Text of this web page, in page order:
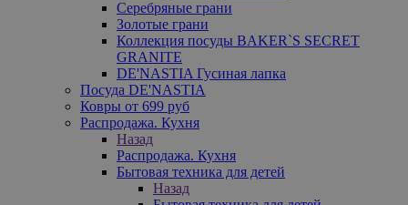
Серебряные грани
Золотые грани
Коллекция посуды BAKER`S SECRET
GRANITE
DE'NASTIA Гусиная лапка
Посуда DE'NASTIA
Ковры от 699 руб
Распродажа. Кухня
Назад
Распродажа. Кухня
Бытовая техника для детей
Назад